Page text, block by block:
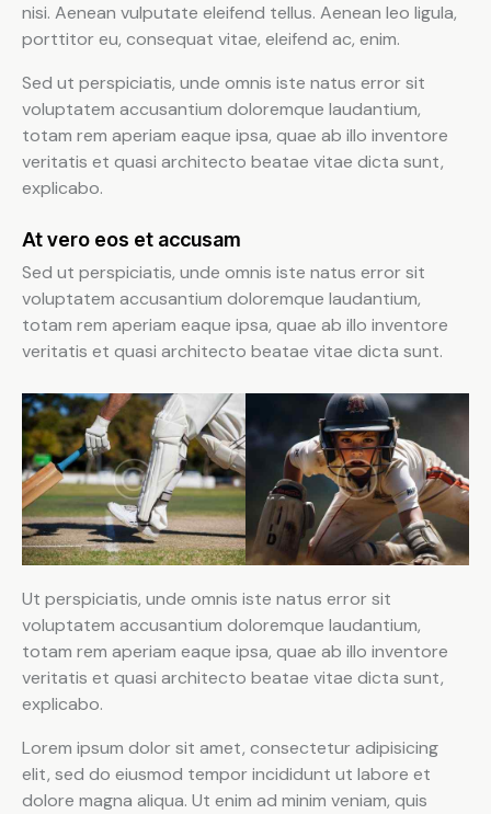
nisi. Aenean vulputate eleifend tellus. Aenean leo ligula,
porttitor eu, consequat vitae, eleifend ac, enim.
Sed ut perspiciatis, unde omnis iste natus error sit
voluptatem accusantium doloremque laudantium,
totam rem aperiam eaque ipsa, quae ab illo inventore
veritatis et quasi architecto beatae vitae dicta sunt,
explicabo.
At vero eos et accusam
Sed ut perspiciatis, unde omnis iste natus error sit
voluptatem accusantium doloremque laudantium,
totam rem aperiam eaque ipsa, quae ab illo inventore
veritatis et quasi architecto beatae vitae dicta sunt.
Ut perspiciatis, unde omnis iste natus error sit
voluptatem accusantium doloremque laudantium,
totam rem aperiam eaque ipsa, quae ab illo inventore
veritatis et quasi architecto beatae vitae dicta sunt,
explicabo.
Lorem ipsum dolor sit amet, consectetur adipisicing
elit, sed do eiusmod tempor incididunt ut labore et
dolore magna aliqua. Ut enim ad minim veniam, quis